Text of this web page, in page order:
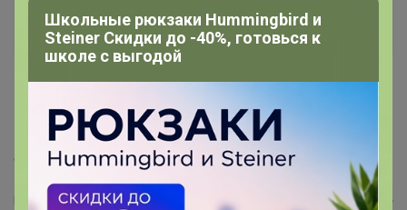
Магистр
Бонифаций, здравствуйте, я кофе ещё не получила, а
статус стоит выдано, это как?
Если проблему можно решить, не стоит о ней беспокоиться, если её
Школьные рюкзаки Hummingbird и
Steiner Скидки до -40%, готовься к
школе с выгодой